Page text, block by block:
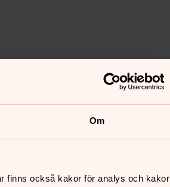
Om
finns också kakor för analys och kakor